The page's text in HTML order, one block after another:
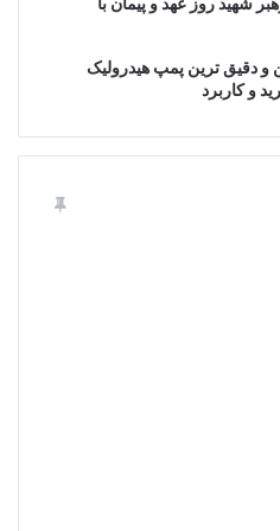
و دقیق‌ ترین پمپ هیدرولیک
و کاربرد